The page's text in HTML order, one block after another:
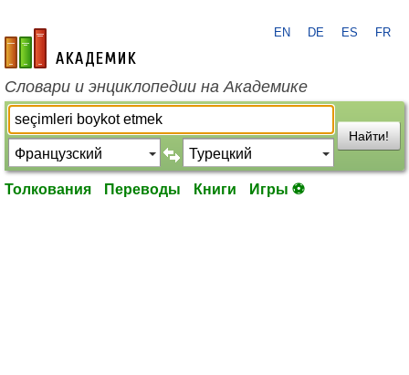
academic.ru
EN DE ES FR
Словари и энциклопедии на Академике
Найти!
Толкования Переводы Книги Игры ⚽